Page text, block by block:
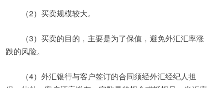
（2）买卖规模较大。
（3）买卖的目的，主要是为了保值，避免外汇汇率涨
跌的风险。
（4）外汇银行与客户签订的合同须经外汇经纪人担